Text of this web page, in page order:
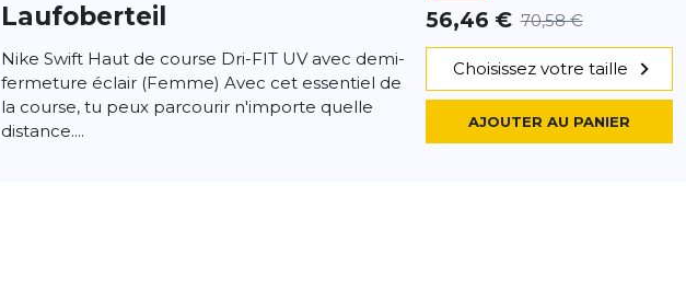
Laufoberteil
56,46 € 70,58 €
Nike Swift Haut de course Dri-FIT UV avec demi-
fermeture éclair (Femme) Avec cet essentiel de
la course, tu peux parcourir n'importe quelle
distance....
Choisissez votre taille
AJOUTER AU PANIER